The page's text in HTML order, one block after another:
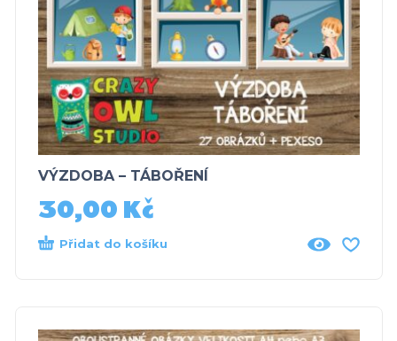
VÝZDOBA – TÁBOŘENÍ
30,00 Kč
Přidat do košíku